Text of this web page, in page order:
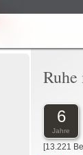
6
Jahre
[13.221